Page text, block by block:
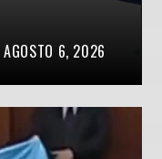
AGOSTO 6, 2026